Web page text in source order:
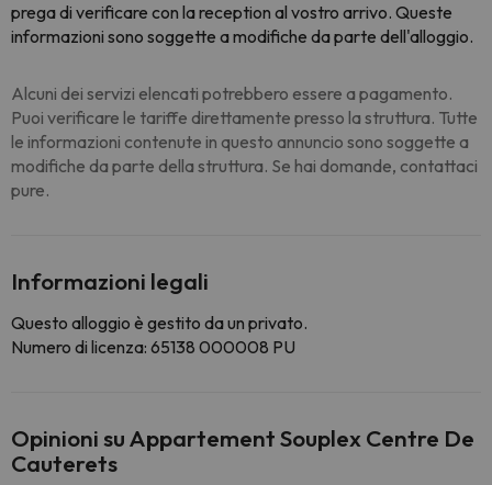
prega di verificare con la reception al vostro arrivo. Queste
informazioni sono soggette a modifiche da parte dell'alloggio.
Alcuni dei servizi elencati potrebbero essere a pagamento.
Puoi verificare le tariffe direttamente presso la struttura. Tutte
le informazioni contenute in questo annuncio sono soggette a
modifiche da parte della struttura. Se hai domande, contattaci
pure.
Informazioni legali
Questo alloggio è gestito da un privato.
Numero di licenza: 65138 000008 PU
Opinioni su Appartement Souplex Centre De
Cauterets